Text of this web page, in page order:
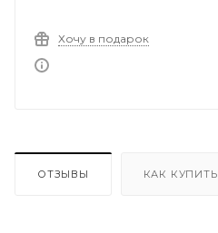
Хочу в подарок
ОТЗЫВЫ КАК КУПИТЬ